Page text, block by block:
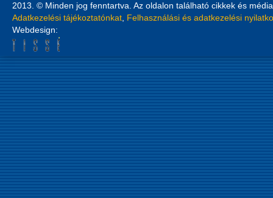
2013. © Minden jog fenntartva. Az oldalon található cikkek és
Adatkezelési tájékoztatónkat Felhasználási és adatkezelési
Webdesign: